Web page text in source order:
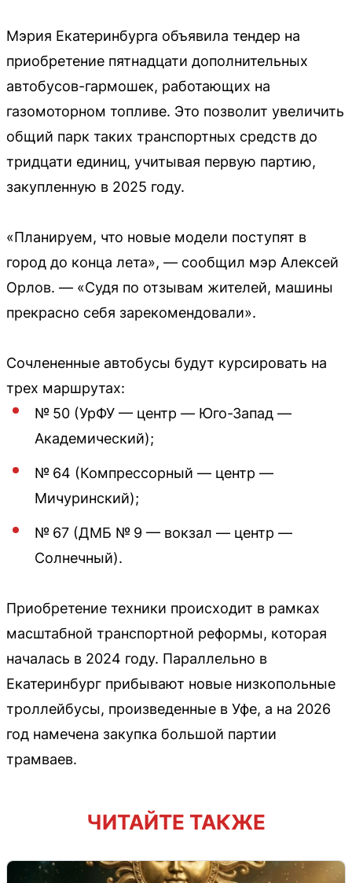
Мэрия Екатеринбурга объявила тендер на
приобретение пятнадцати дополнительных
автобусов-гармошек, работающих на
газомоторном топливе. Это позволит увеличить
общий парк таких транспортных средств до
тридцати единиц, учитывая первую партию,
закупленную в 2025 году.
«Планируем, что новые модели поступят в
город до конца лета», — сообщил мэр Алексей
Орлов. — «Судя по отзывам жителей, машины
прекрасно себя зарекомендовали».
Сочлененные автобусы будут курсировать на
трех маршрутах:
№ 50 (УрФУ — центр — Юго-Запад —
Академический);
№ 64 (Компрессорный — центр —
Мичуринский);
№ 67 (ДМБ № 9 — вокзал — центр —
Солнечный).
Приобретение техники происходит в рамках
масштабной транспортной реформы, которая
началась в 2024 году. Параллельно в
Екатеринбург прибывают новые низкопольные
троллейбусы, произведенные в Уфе, а на 2026
год намечена закупка большой партии
трамваев.
ЧИТАЙТЕ ТАКЖЕ